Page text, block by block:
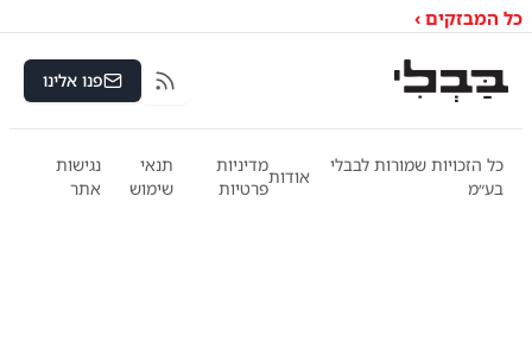
כל המבזקים ›
RSS פנו אלינו
כל הזכויות שמורות לבבלי
בע״מ
אודות
מדיניות
פרטיות
תנאי
שימוש
נגישות
אתר